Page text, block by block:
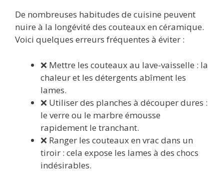
De nombreuses habitudes de cuisine peuvent
nuire à la longévité des couteaux en céramique.
Voici quelques erreurs fréquentes à éviter :
❌ Mettre les couteaux au lave-vaisselle : la
chaleur et les détergents abîment les
lames.
❌ Utiliser des planches à découper dures :
le verre ou le marbre émousse
rapidement le tranchant.
❌ Ranger les couteaux en vrac dans un
tiroir : cela expose les lames à des chocs
indésirables.